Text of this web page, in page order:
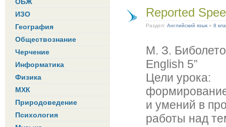
ИЗО
География
Обществознание
Черчение
Информатика
Физика
МХК
Природоведение
Психология
Reported
Раздел: Английский язык » 8
M. З.
English 5”
Цели урока:
и умений в
работы над